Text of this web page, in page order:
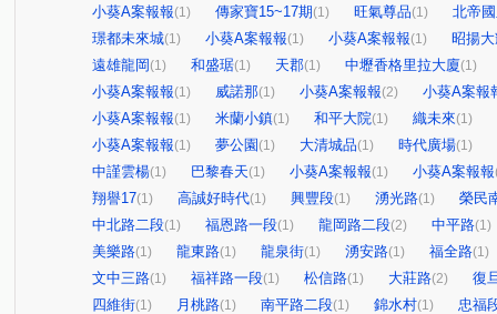
小葵A案報報(1) 傳家寶15~17期(1) 旺氣尊品(1)
北帝
璟都未來城(1) 小葵A案報報(1) 小葵A案報報(1)
昭揚
遠雄龍岡 (1) 和盛琚(1) 天郡(1) 中壢香格里拉大廈(1)
小葵A案報報(1) 威諾那(1) 小葵A案報報(2)
小葵A案報
小葵A案報報(1) 米蘭小鎮(1) 和平大院(1) 織未來(1)
小葵A案報報(1) 夢公園 (1) 大清城品(1) 時代廣場(1)
中謹雲楊(1) 巴黎春天(1) 小葵A案報報(1) 小葵A案報報
翔譽17(1) 高誠好時代(1) 興豐段(1) 湧光路(1)
榮民
中北路二段(1) 福恩路一段(1) 龍岡路二段(2) 中平路(1)
美樂路(1) 龍東路(1) 龍泉街(1) 湧安路(1) 福全路(1)
文中三路(1) 福祥路一段(1) 松信路(1) 大莊路(2)
復
四維街(1) 月桃路(1) 南平路二段(1) 錦水村(1)
忠福